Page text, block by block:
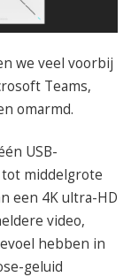
we veel voorbij
Teams,
omarmd.
USB-
middelgrote
een 4K ultra-HD
video,
hebben in
geluid